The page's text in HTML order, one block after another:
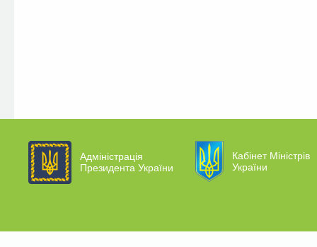
Адміністрація
Президента України
Кабінет Міністрів
України